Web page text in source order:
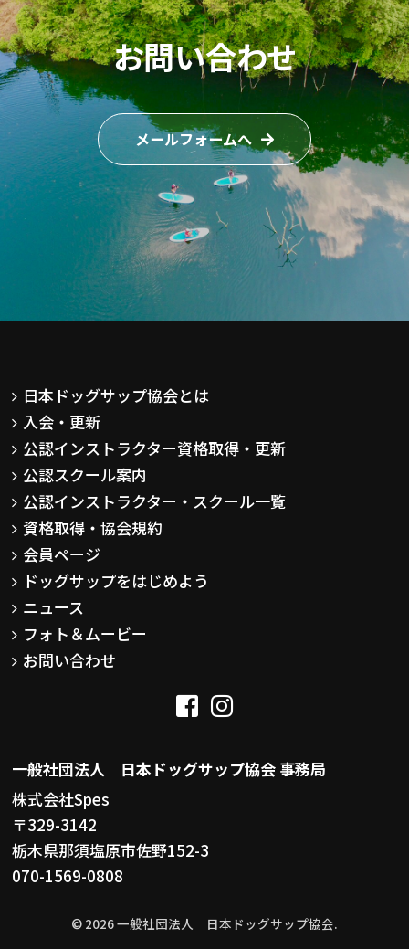
お問い合わせ
メールフォームへ
日本ドッグサップ協会とは
入会・更新
公認インストラクター資格取得・更新
公認スクール案内
公認インストラクター・スクール一覧
資格取得・協会規約
会員ページ
ドッグサップをはじめよう
ニュース
フォト＆ムービー
お問い合わせ
一般社団法人 日本ドッグサップ協会 事務局
株式会社Spes
〒329-3142
栃木県那須塩原市佐野152-3
070-1569-0808
© 2026 一般社団法人 日本ドッグサップ協会.